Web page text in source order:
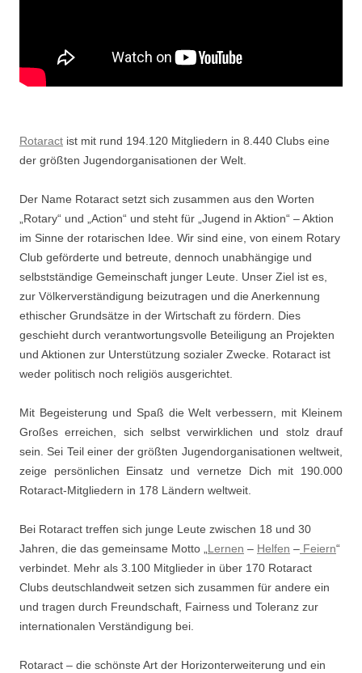
Rotaract ist mit rund 194.120 Mitgliedern in 8.440 Clubs eine
der größten Jugendorganisationen der Welt.
Der Name Rotaract setzt sich zusammen aus den Worten
„Rotary“ und „Action“ und steht für „Jugend in Aktion“ – Aktion
im Sinne der rotarischen Idee. Wir sind eine, von einem Rotary
Club geförderte und betreute, dennoch unabhängige und
selbstständige Gemeinschaft junger Leute. Unser Ziel ist es,
zur Völkerverständigung beizutragen und die Anerkennung
ethischer Grundsätze in der Wirtschaft zu fördern. Dies
geschieht durch verantwortungsvolle Beteiligung an Projekten
und Aktionen zur Unterstützung sozialer Zwecke. Rotaract ist
weder politisch noch religiös ausgerichtet.
Mit Begeisterung und Spaß die Welt verbessern, mit Kleinem
Großes erreichen, sich selbst verwirklichen und stolz drauf
sein. Sei Teil einer der größten Jugendorganisationen weltweit,
zeige persönlichen Einsatz und vernetze Dich mit 190.000
Rotaract-Mitgliedern in 178 Ländern weltweit.
Bei Rotaract treffen sich junge Leute zwischen 18 und 30
Jahren, die das gemeinsame Motto „ Lernen – Helfen – Feiern“
verbindet. Mehr als 3.100 Mitglieder in über 170 Rotaract
Clubs deutschlandweit setzen sich zusammen für andere ein
und tragen durch Freundschaft, Fairness und Toleranz zur
internationalen Verständigung bei.
Rotaract – die schönste Art der Horizonterweiterung und ein